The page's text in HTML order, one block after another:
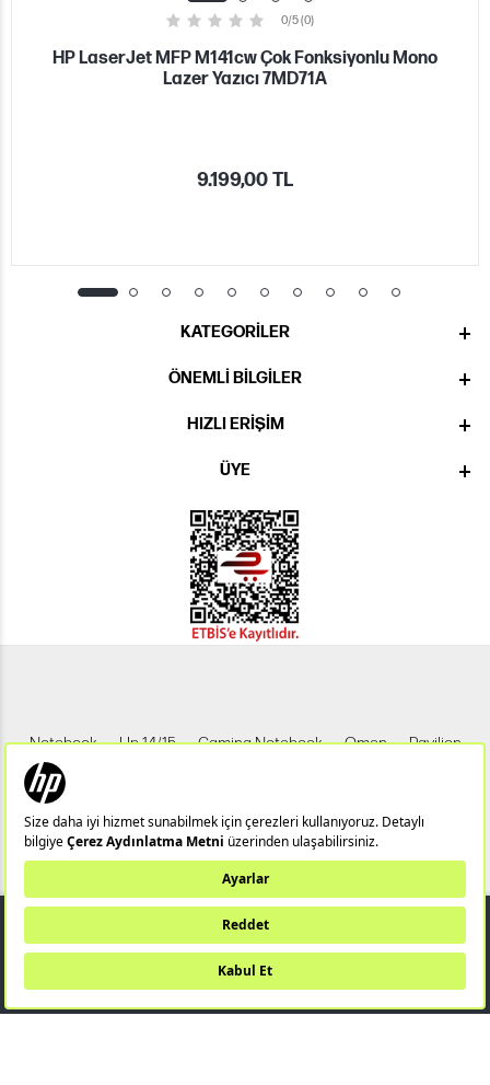
11.499,00 TL
SEPETE EKLE
0/5 (0)
HP LaserJet MFP M141cw Çok Fonksiyonlu Mono
Lazer Yazıcı 7MD71A
9.199,00 TL
KATEGORILER
ÖNEMLI BILGILER
HIZLI ERIŞIM
ÜYE
Notebook Hp 14/15 Gaming Notebook Omen Pavilion
Pavilion Gaming
X360 Aero ProDesk HP IPS Monitör HP LED Monitör
Bu web sitesi (hpstore.com.tr) HP Resmi İş Ortağı TUNGSTEN TEKNOLOJİ
SANAYİ VE TİCARET A.Ş tarafından yönetilmektedir.